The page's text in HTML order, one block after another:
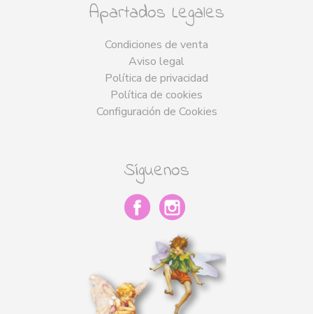
Apartados Legales
Condiciones de venta
Aviso legal
Política de privacidad
Política de cookies
Configuración de Cookies
Síguenos